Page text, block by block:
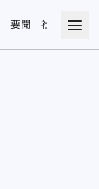
要聞 社會 娛樂